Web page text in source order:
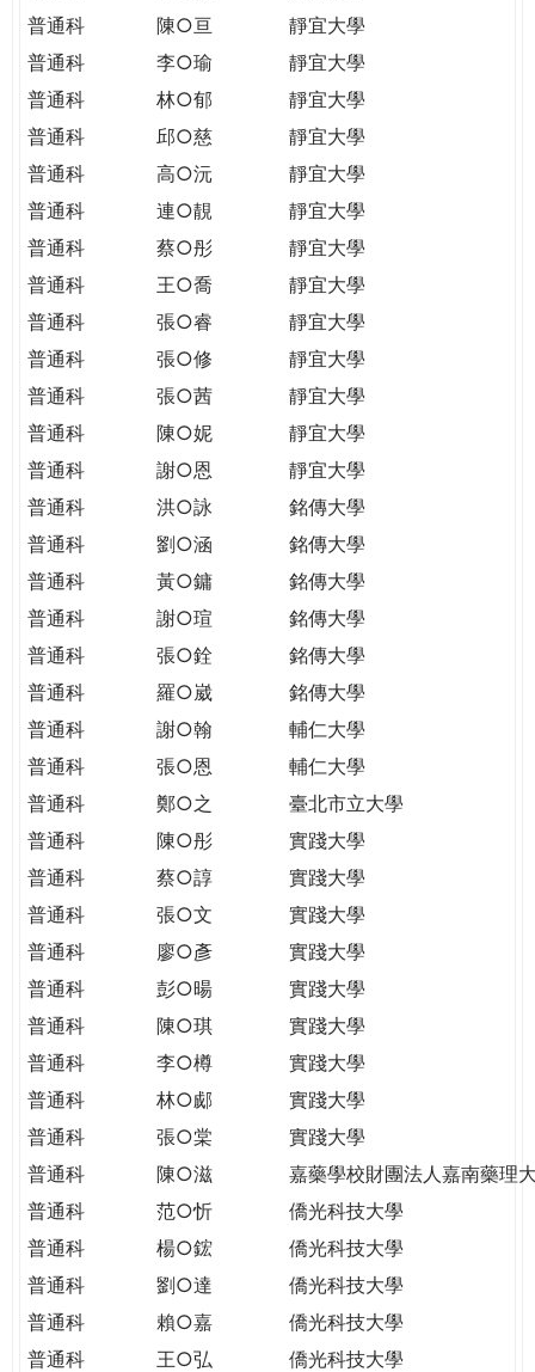
普通科
陳○亘
靜宜大學
普通科
李○瑜
靜宜大學
普通科
林○郁
靜宜大學
普通科
邱○慈
靜宜大學
普通科
高○沅
靜宜大學
普通科
連○靚
靜宜大學
普通科
蔡○彤
靜宜大學
普通科
王○喬
靜宜大學
普通科
張○睿
靜宜大學
普通科
張○修
靜宜大學
普通科
張○茜
靜宜大學
普通科
陳○妮
靜宜大學
普通科
謝○恩
靜宜大學
普通科
洪○詠
銘傳大學
普通科
劉○涵
銘傳大學
普通科
黃○鏞
銘傳大學
普通科
謝○瑄
銘傳大學
普通科
張○銓
銘傳大學
普通科
羅○崴
銘傳大學
普通科
謝○翰
輔仁大學
普通科
張○恩
輔仁大學
普通科
鄭○之
臺北市立大學
普通科
陳○彤
實踐大學
普通科
蔡○諄
實踐大學
普通科
張○文
實踐大學
普通科
廖○彥
實踐大學
普通科
彭○暘
實踐大學
普通科
陳○琪
實踐大學
普通科
李○樽
實踐大學
普通科
林○郕
實踐大學
普通科
張○棠
實踐大學
普通科
陳○滋
嘉藥學校財團法人嘉南藥理
普通科
范○忻
僑光科技大學
普通科
楊○鋐
僑光科技大學
普通科
劉○達
僑光科技大學
普通科
賴○嘉
僑光科技大學
普通科
王○弘
僑光科技大學